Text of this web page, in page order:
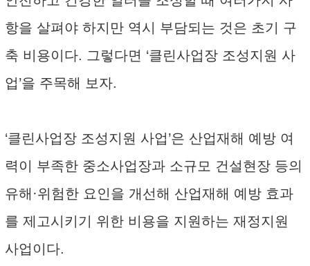
항을 살펴야 하지만 역시 부담되는 것은 초기 구
축 비용이다. 그렇다면 ‘클린사업장 조성지원 사
업’을 주목해 보자.
‘클린사업장 조성지원 사업’은 산업재해 예방 여
력이 부족한 중소사업장과 소규모 건설현장 등의
유해·위험한 요인을 개선해 산업재해 예방 효과
를 제고시키기 위한 비용을 지원하는 재정지원
사업이다.